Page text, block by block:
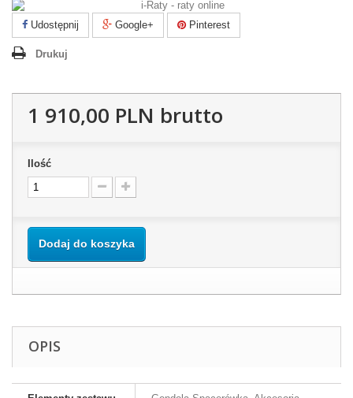
Udostępnij Google+ Pinterest
Drukuj
1 910,00 PLN brutto
Ilość
Dodaj do koszyka
OPIS